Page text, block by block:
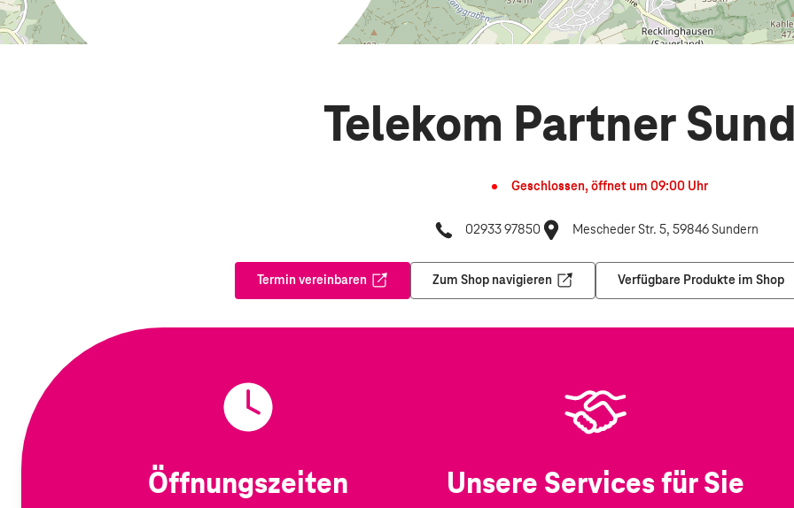
Telekom Partner
Geschlossen, öffnet um 09:00 Uhr
02933 97850 Mescheder Str. 5, 59846 Sundern
Termin vereinbaren
Öffnet in einem neuen Tab
Zum Shop navigieren
Öffnet in einem neuen Tab
Verfügbare Produkte im Shop
Öffnungszeiten Unsere Services für Sie